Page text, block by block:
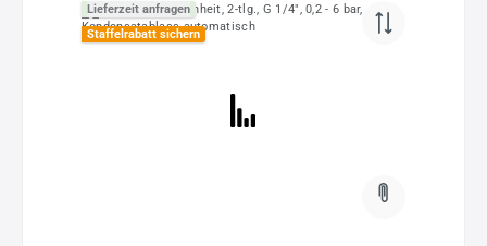
Lieferzeit anfragen
Staffelrabatt sichern